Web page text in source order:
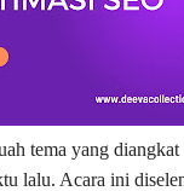
tema yang
lalu. Acara ini